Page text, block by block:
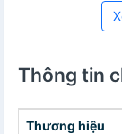
Thông tin
Thương hiệu